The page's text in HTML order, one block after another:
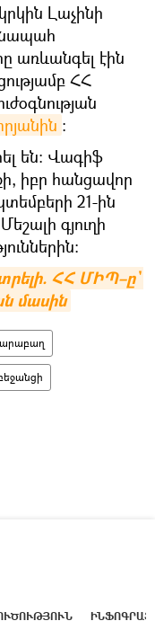
Լաչինի
առևանգել էին
ՀՀ
։
են։ Վագիֆ
իբր հանցավոր
21-ին
գյուղի
ՀՀ ՄԻՊ–ը`
մասին